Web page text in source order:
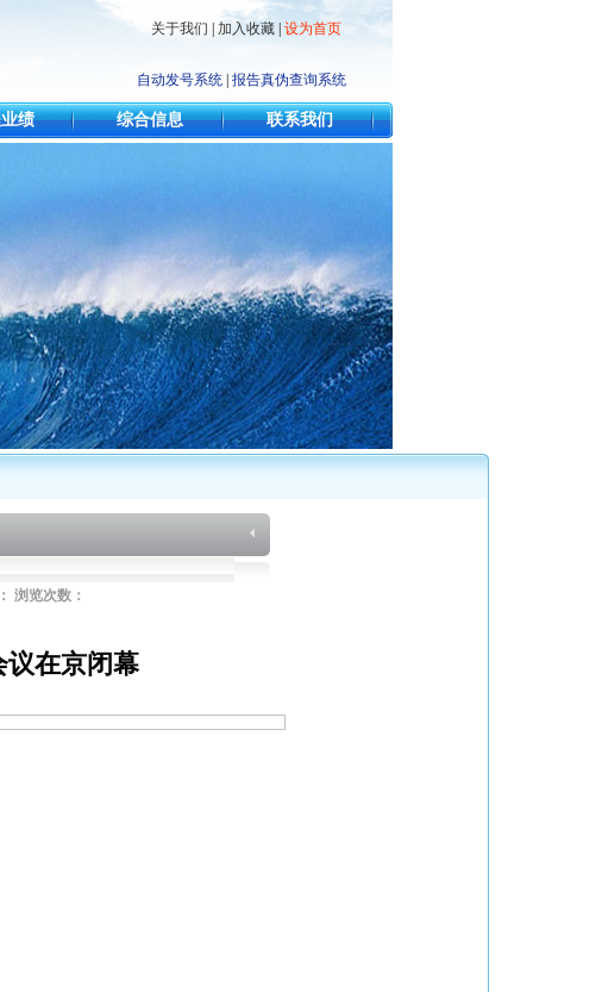
关于我们 加入收藏| 设为首页
自动发号系统| 报告真伪查询系统
绩 综合信息 联系我们
浏览次数：
在京闭幕